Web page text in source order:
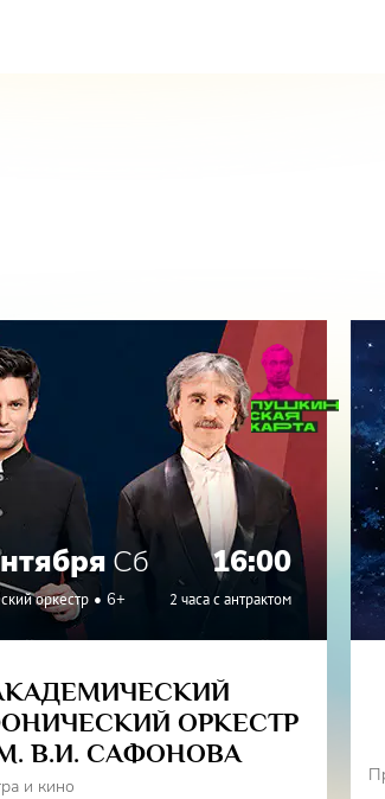
Сб 16:00
оркестр 6+ 2 часа с антрактом
ОРКЕСТР
В.И. САФОНОВА
и кино